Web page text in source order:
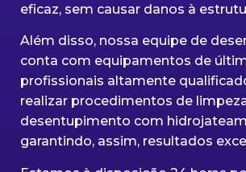
eficaz, sem causar danos à
Além disso, nossa equipe de
conta com equipamentos de
profissionais altamente
realizar procedimentos de
desentupimento com
garantindo, assim, resultados